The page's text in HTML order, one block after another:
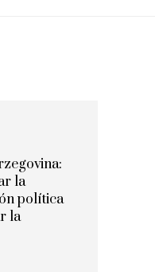
la
política
la